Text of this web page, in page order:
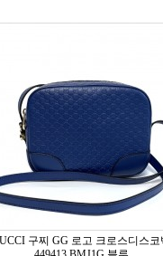
구찌 GG 로고 크로스디스코